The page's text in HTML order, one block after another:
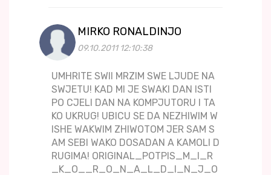
MIRKO RONALDINJO
09.10.2011 12:10:38
UMHRITE SWII MRZIM SWE LJUDE NA
SWJETU! KAD MI JE SWAKI DAN ISTI
PO CJELI DAN NA KOMPJUTORU I TA
KO UKRUG! UBICU SE DA NEZHIWIM W
ISHE WAKWIM ZHIWOTOM JER SAM S
AM SEBI WAKO DOSADAN A KAMOLI D
RUGIMA! ORIGINAL_POTPIS_M_I_R
_K_O__R_O_N_A_L_D_I_N_J_O